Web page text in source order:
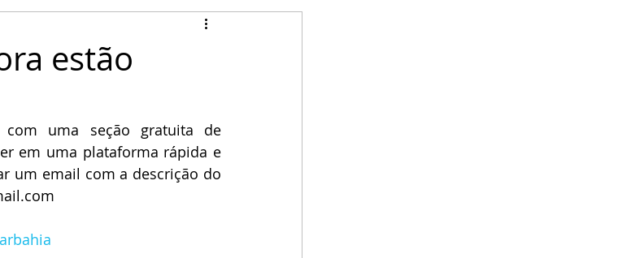
estão
em uma plataforma rápida e
um email com a descrição do